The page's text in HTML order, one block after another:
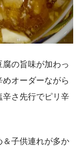
の旨味が加わっ
オーダーながら
さ先行でピリ辛
＆子供連れが多か